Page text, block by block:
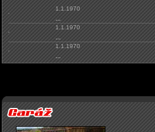
1.1.1970
1.1.1970
1.1.1970